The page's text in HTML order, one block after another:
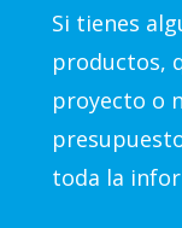
Si tienes
productos,
proyecto o
toda la